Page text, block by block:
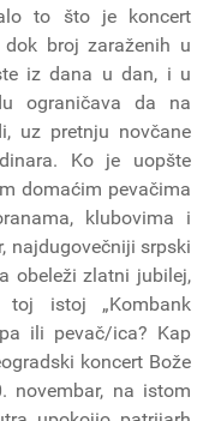
to što je koncert
dok broj zaraženih u
iz dana u dan, i u
ograničava da na
uz pretnju novčane
Ko je uopšte
domaćim pevačima
klubovima i
najdugovečniji srpski
obeleži zlatni jubilej,
istoj „Kombank
ili pevač/ica? Kap
koncert Bože
novembar, na istom